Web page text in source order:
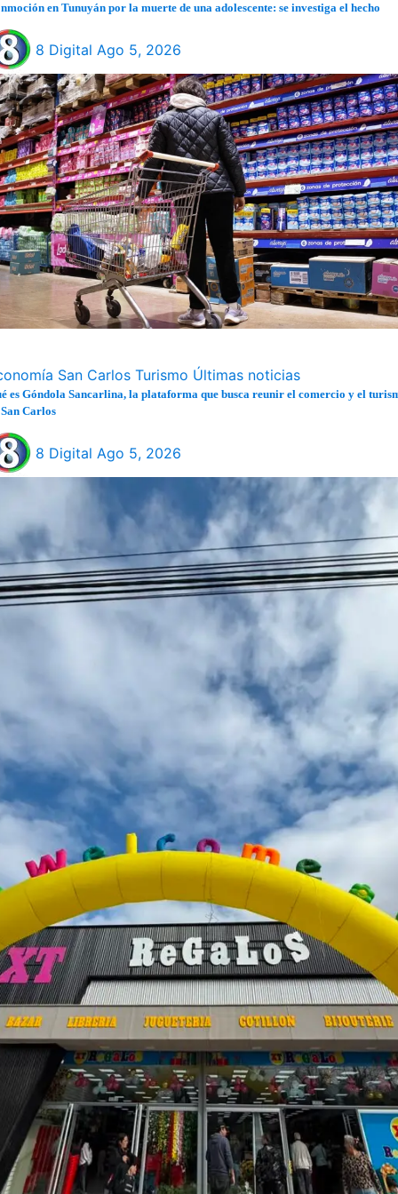
en Tunuyán por la muerte de una adolescente: se investiga el hecho
8 Digital Ago 5, 2026
San Carlos Turismo Últimas noticias
es Góndola Sancarlina, la plataforma que busca reunir el comercio y el
Carlos
8 Digital Ago 5, 2026